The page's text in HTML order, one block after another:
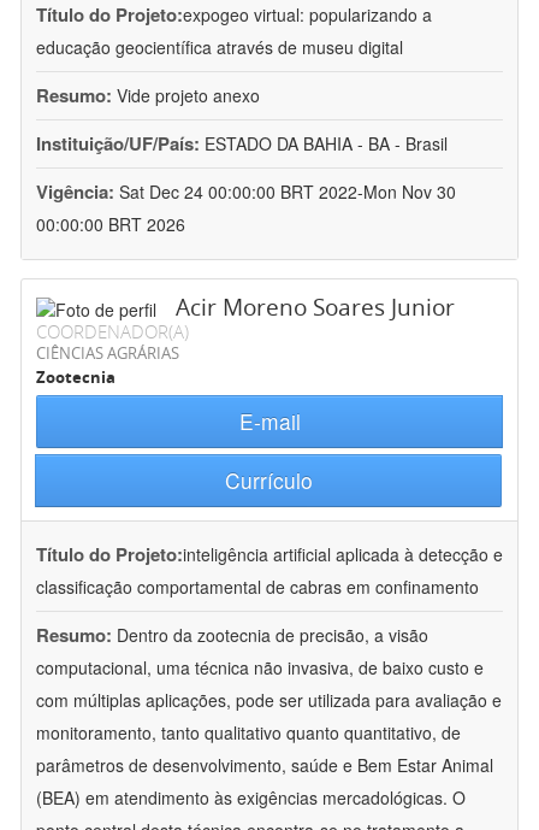
Título do Projeto:expogeo virtual: popularizando a
educação geocientífica através de museu digital
Resumo: Vide projeto anexo
Instituição/UF/País: ESTADO DA BAHIA - BA - Brasil
Vigência: Sat Dec 24 00:00:00 BRT 2022-Mon Nov 30
00:00:00 BRT 2026
Acir Moreno Soares Junior
COORDENADOR(A)
CIÊNCIAS AGRÁRIAS
Zootecnia
E-mail
Currículo
Título do Projeto:inteligência artificial aplicada à detecção e
classificação comportamental de cabras em confinamento
Resumo: Dentro da zootecnia de precisão, a visão
computacional, uma técnica não invasiva, de baixo custo e
com múltiplas aplicações, pode ser utilizada para avaliação e
monitoramento, tanto qualitativo quanto quantitativo, de
parâmetros de desenvolvimento, saúde e Bem Estar Animal
(BEA) em atendimento às exigências mercadológicas. O